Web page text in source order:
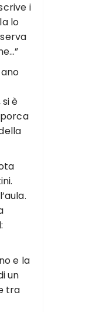
i
lo
è
e la
un
tra